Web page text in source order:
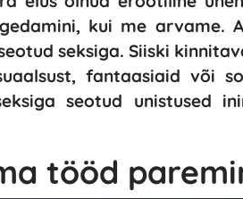
kui me arvame.
seksiga. Siiski
fantaasiaid või
seotud unistused
tööd